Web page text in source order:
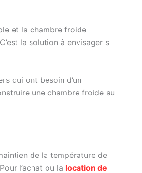
et la chambre froide
la solution à envisager si
qui ont besoin d’un
une chambre froide au
de la température de
l’achat ou la location de